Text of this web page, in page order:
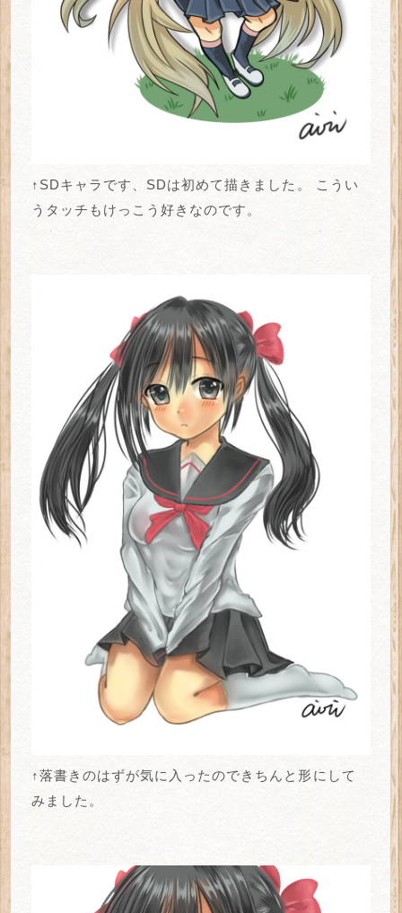
↑SDキャラです、SDは初めて描きました。
こうい
うタッチもけっこう好きなのです。
↑落書きのはずが気に入ったのできちんと形にして
みました。